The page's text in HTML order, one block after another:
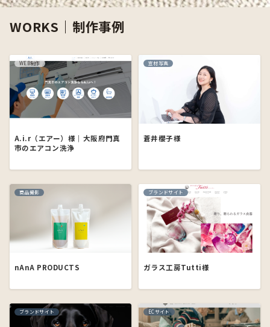
WORKS｜制作事例
WEB制作
A.i.r（エアー）様｜大阪府門真
市のエアコン洗浄
宣材写真
蒼井櫻子様
商品撮影
nAnA PRODUCTS
ブランドサイト
ガラス工房Tutti様
ブランドサイト ECサイト